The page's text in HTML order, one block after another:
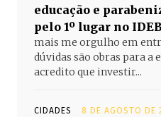
educação e
pelo 1º lugar no IDEB
mais me orgulho em
dúvidas são obras para a
acredito que investir...
CIDADES 8 DE AGOSTO DE